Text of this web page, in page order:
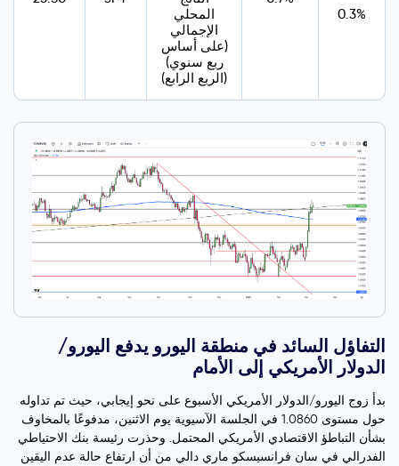
المحلي
الإجمالي
(على أساس
ربع سنوي)
(الربع الرابع)
0.3%
التفاؤل السائد في منطقة اليورو يدفع اليورو/
الدولار الأمريكي إلى الأمام
بدأ زوج اليورو/الدولار الأمريكي الأسبوع على نحو إيجابي، حيث تم تداوله
حول مستوى 1.0860 في الجلسة الآسيوية يوم الاثنين، مدفوعًا بالمخاوف
بشأن التباطؤ الاقتصادي الأمريكي المحتمل. وحذرت رئيسة بنك الاحتياطي
الفدرالي في سان فرانسيسكو ماري دالي من أن ارتفاع حالة عدم اليقين